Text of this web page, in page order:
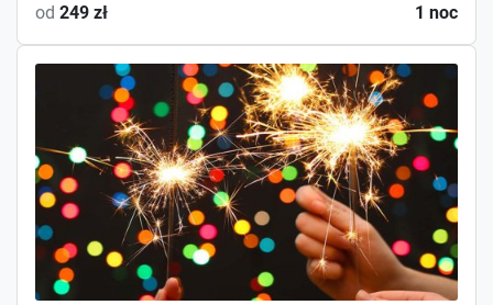
od 249 zł 1 noc